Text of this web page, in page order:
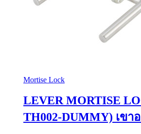
Mortise Lock
LEVER MORTISE
TH002-DUMMY) เขา